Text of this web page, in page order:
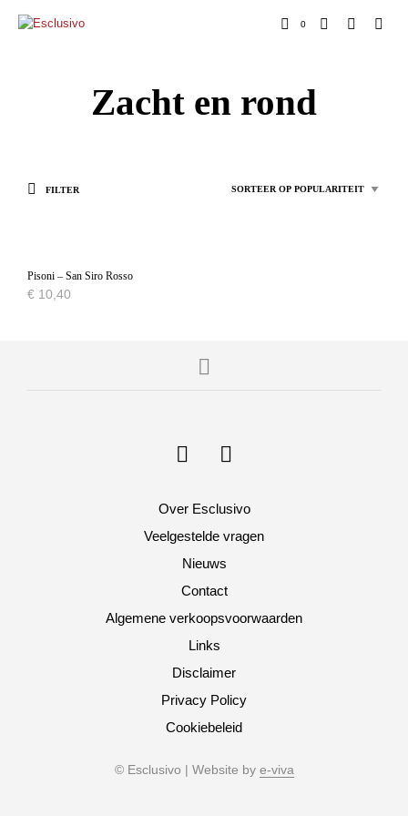
0
Zacht en rond
FILTER
Pisoni – San Siro Rosso
€ 10,40
Over Esclusivo
Veelgestelde vragen
Nieuws
Contact
Algemene verkoopsvoorwaarden
Links
Disclaimer
Privacy Policy
Cookiebeleid
© Esclusivo | Website by e-viva